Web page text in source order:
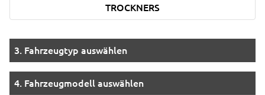
TROCKNERS
3. Fahrzeugtyp auswählen
4. Fahrzeugmodell auswählen